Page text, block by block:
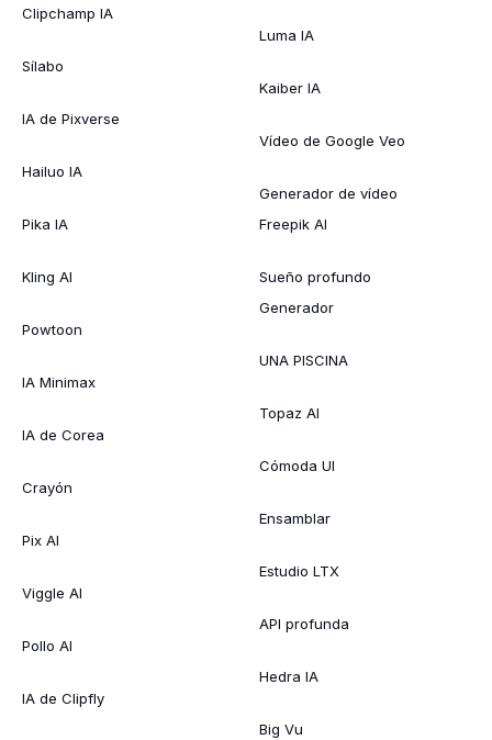
Clipchamp IA
Sílabo
IA de Pixverse
Hailuo IA
Pika IA
Kling AI
Powtoon
IA Minimax
IA de Corea
Crayón
Pix AI
Viggle AI
Pollo AI
IA de Clipfly
Luma IA
Kaiber IA
Vídeo de Google Veo
Generador de vídeo
Freepik AI
Sueño profundo
Generador
UNA PISCINA
Topaz AI
Cómoda UI
Ensamblar
Estudio LTX
API profunda
Hedra IA
Big Vu